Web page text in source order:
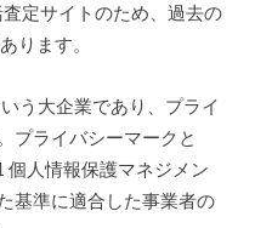
定サイトのため、過去の
ります。
う大企業であり、プライ
プライバシーマークと
個人情報保護マネジメン
基準に適合した事業者の